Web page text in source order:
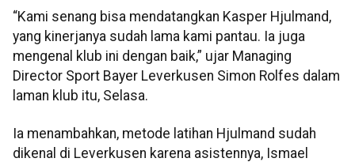
“Kami senang bisa mendatangkan Kasper Hjulmand,
yang kinerjanya sudah lama kami pantau. Ia juga
mengenal klub ini dengan baik,” ujar Managing
Director Sport Bayer Leverkusen Simon Rolfes dalam
laman klub itu, Selasa.
Ia menambahkan, metode latihan Hjulmand sudah
dikenal di Leverkusen karena asistennya, Ismael